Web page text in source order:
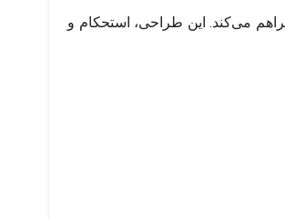
می‌کند. این طراحی، استحکام و